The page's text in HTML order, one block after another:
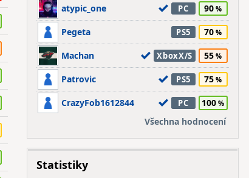
atypic_one PC 90
Pegeta PS5 70
Machan XboxX/S 55
Patrovic PS5 75
CrazyFob1612844 PC
100
Všechna hodnocení
Statistiky